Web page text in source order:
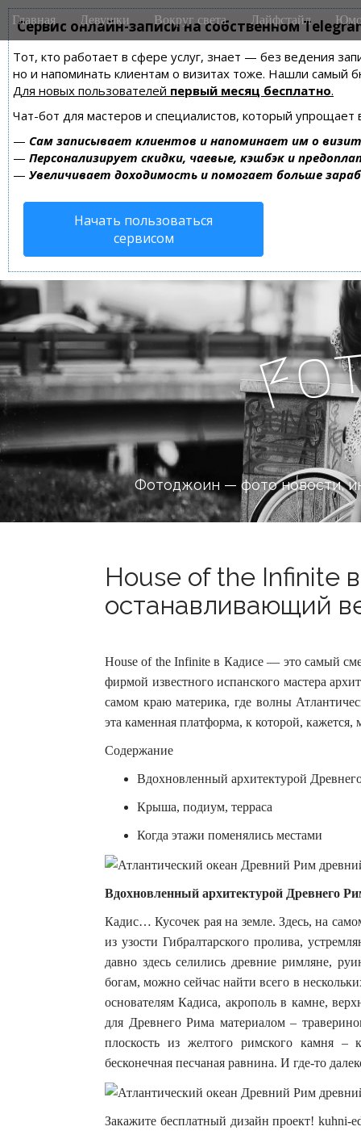
Сервис онлайн-записи на собственном
Тот, кто работает в сфере услуг, знает — без ведения
но и напоминать клиентам о визитах тоже. Нашли самый
Для новых пользователей первый месяц бесплатно.
Чат-бот для мастеров и специалистов, который упрощает
— Сам записывает клиентов и напоминает им о
— Персонализирует скидки, чаевые, кэшбэк и
— Увеличивает доходимость и помогает больше
Начать пользоваться
сервисом
M
a
n
m
e
n
u
i
Главная Девушки Вокруг света Лайфстайл
Fo
Фотоджоин — фото новости,
House of the Infinite
останавливающий
House of the Infinite в Кадисе — это самый
фирмой известного испанского мастера
самом краю материка, где волны
эта каменная платформа, к которой,
Содержание
Вдохновленный архитектурой
Крыша, подиум, терраса
Когда этажи поменялись местами
Вдохновленный архитектурой Древнего
Кадис… Кусочек рая на земле. Здесь, на
из узости Гибралтарского пролива,
давно здесь селились древние римляне,
богам, можно сейчас найти всего в
основателям Кадиса, акрополь в камне,
для Древнего Рима материалом –
плоскость из желтого римского камня –
бесконечная песчаная равнина. И где-то
Закажите бесплатный дизайн проект! kuhni-